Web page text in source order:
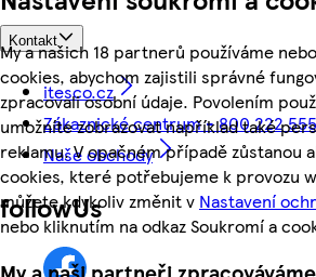
My a našich 18 partnerů používáme
cookies, abychom zajistili správné
zpracovali osobní údaje. Povolením
umožníte zobrazovat například také
reklamu. V opačném případě zůstanou
cookies, které potřebujeme k provozu
můžete kdykoliv změnit v Nastavení
nebo kliknutím na odkaz Soukromí a
Kontakt
itesco.cz
Zákaznické centrum - 800 222 555
Naše obchody
followUs